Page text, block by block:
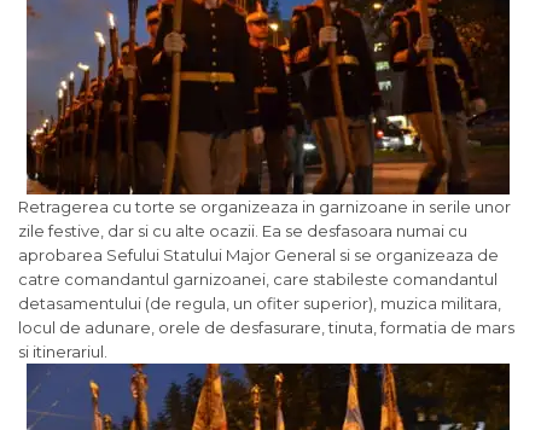
Retragerea cu torte se organizeaza in garnizoane in serile unor
zile festive, dar si cu alte ocazii. Ea se desfasoara numai cu
aprobarea Sefului Statului Major General si se organizeaza de
catre comandantul garnizoanei, care stabileste comandantul
detasamentului (de regula, un ofiter superior), muzica militara,
locul de adunare, orele de desfasurare, tinuta, formatia de mars
si itinerariul.